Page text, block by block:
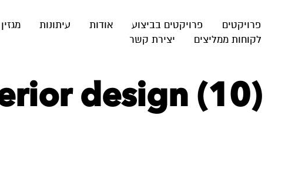
פרויקטים פרויקטים בביצוע אודות עיתונות מגזין
לקוחות ממליצים
יצירת קשר
design (10)